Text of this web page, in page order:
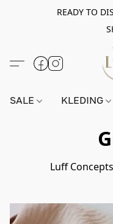
READY TO
SALE KLEDING
Luff